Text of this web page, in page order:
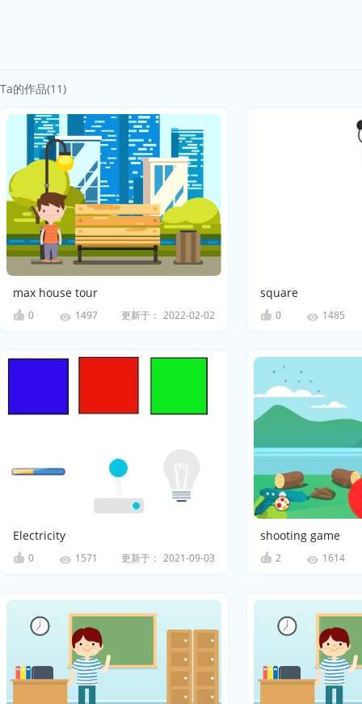
Ta的作品(11)
max house tour
0 1497 更新于： 2022-02-02
square
0 1485
Electricity
0 1571 更新于： 2021-09-03
shooting game
2 1614